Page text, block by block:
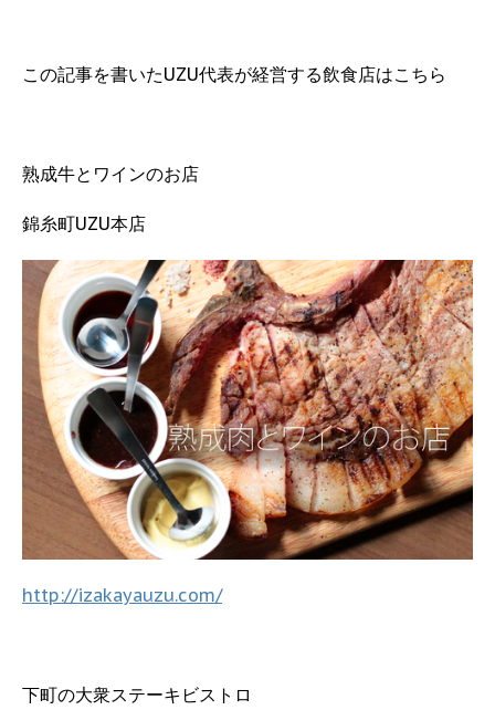
この記事を書いたUZU代表が経営する飲食店はこちら
熟成牛とワインのお店
錦糸町UZU本店
http://izakayauzu.com/
下町の大衆ステーキビストロ